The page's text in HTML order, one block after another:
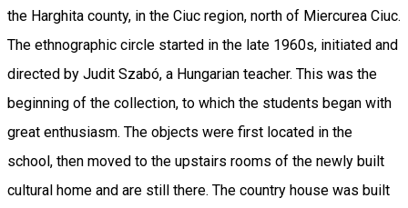
the Harghita county, in the Ciuc region, north of Miercurea Ciuc.
The ethnographic circle started in the late 1960s, initiated and
directed by Judit Szabó, a Hungarian teacher. This was the
beginning of the collection, to which the students began with
great enthusiasm. The objects were first located in the
school, then moved to the upstairs rooms of the newly built
cultural home and are still there. The country house was built